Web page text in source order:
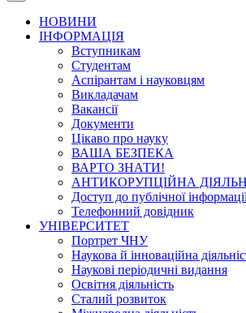
НОВИНИ
ІНФОРМАЦІЯ
Вступникам
Студентам
Аспірантам і науковцям
Викладачам
Вакансії
Документи
Цікаво про науку
ВАША БЕЗПЕКА
ВАРТО ЗНАТИ!
АНТИКОРУПЦІЙНА
Доступ до публічної
Телефонний довідник
УНІВЕРСИТЕТ
Портрет ЧНУ
Наукова й інноваційна
Наукові періодичні видання
Освітня діяльність
Сталий розвиток